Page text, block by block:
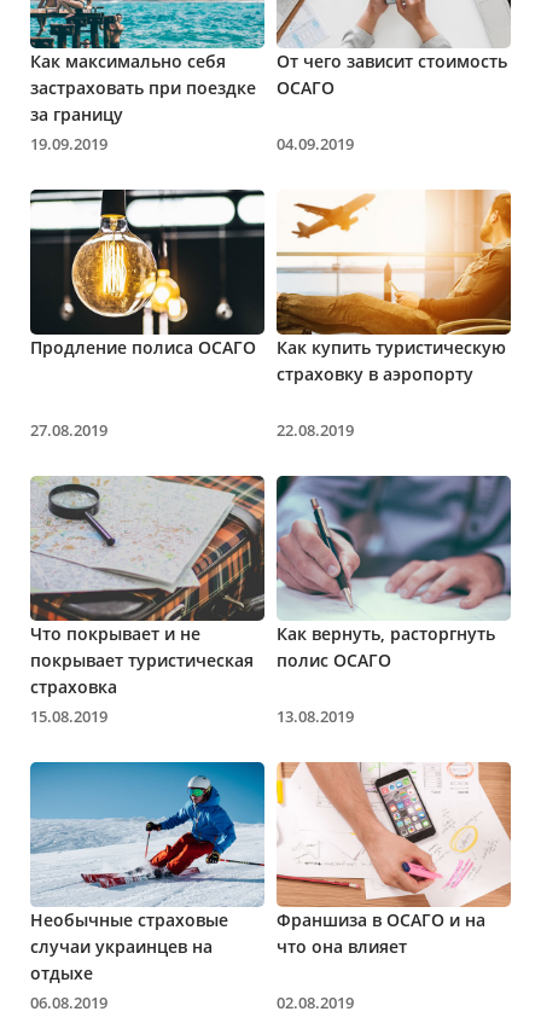
Как максимально себя
застраховать при поездке
за границу
19.09.2019
От чего зависит стоимость
ОСАГО
04.09.2019
Продление полиса ОСАГО
27.08.2019
Как купить туристическую
страховку в аэропорту
22.08.2019
Что покрывает и не
покрывает туристическая
страховка
15.08.2019
Как вернуть, расторгнуть
полис ОСАГО
13.08.2019
Необычные страховые
случаи украинцев на
отдыхе
06.08.2019
Франшиза в ОСАГО и на
что она влияет
02.08.2019